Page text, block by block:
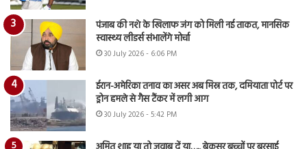
पंजाब की नशे के खिलाफ जंग को मिली नई ताकत, मानसिक
स्वास्थ्य लीडर्स संभालेंगे मोर्चा
30 July 2026 - 6:06 PM
ईरान-अमेरिका तनाव का असर अब मिस्र तक, दमियाता पोर्ट पर
ड्रोन हमले से गैस टैंकर में लगी आग
30 July 2026 - 5:42 PM